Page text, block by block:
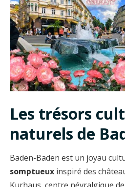
Les trésors
naturels de
Baden-Baden est un joyau
somptueux inspiré des